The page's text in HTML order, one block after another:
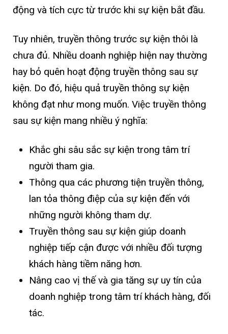
động và tích cực từ trước khi sự kiện bắt đầu.
Tuy nhiên, truyền thông trước sự kiện thôi là
chưa đủ. Nhiều doanh nghiệp hiện nay thường
hay bỏ quên hoạt động truyền thông sau sự
kiện. Do đó, hiệu quả truyền thông sự kiện
không đạt như mong muốn. Việc truyền thông
sau sự kiện mang nhiều ý nghĩa:
Khắc ghi sâu sắc sự kiện trong tâm trí
người tham gia.
Thông qua các phương tiện truyền thông,
lan tỏa thông điệp của sự kiện đến với
những người không tham dự.
Truyền thông sau sự kiện giúp doanh
nghiệp tiếp cận được với nhiều đối tượng
khách hàng tiềm năng hơn.
Nâng cao vị thế và gia tăng sự uy tín của
doanh nghiệp trong tâm trí khách hàng, đối
tác.